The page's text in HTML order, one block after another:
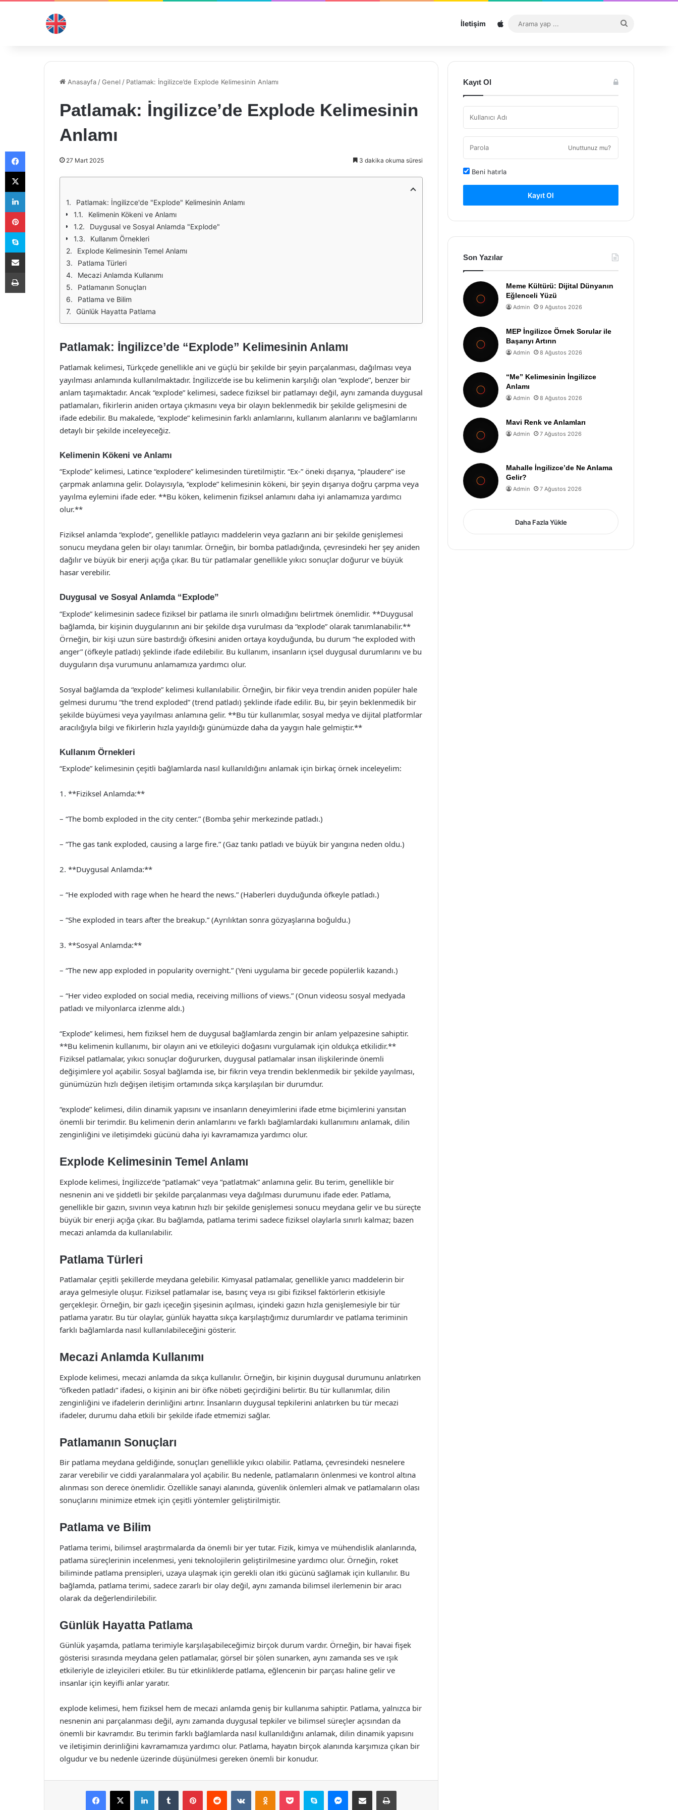
İletişim Sitemap
...
Anasayfa /Genel / Patlamak: İngilizce’de Explode Kelimesinin Anlamı
Patlamak: İngilizce’de Explode Kelimesinin
Anlamı
27 Mart 2025 3 dakika okuma süresi
Patlamak: İngilizce'de "Explode" Kelimesinin Anlamı
Kelimenin Kökeni ve Anlamı
Duygusal ve Sosyal Anlamda "Explode"
Kullanım Örnekleri
Explode Kelimesinin Temel Anlamı
Patlama Türleri
Mecazi Anlamda Kullanımı
Patlamanın Sonuçları
Patlama ve Bilim
Günlük Hayatta Patlama
Patlamak: İngilizce’de “Explode” Kelimesinin Anlamı
Patlamak kelimesi, Türkçede genellikle ani ve güçlü bir şekilde bir şeyin parçalanması, dağılması veya
yayılması anlamında kullanılmaktadır. İngilizce’de ise bu kelimenin karşılığı olan “explode”, benzer bir
anlam taşımaktadır. Ancak “explode” kelimesi, sadece fiziksel bir patlamayı değil, aynı zamanda duygusal
patlamaları, fikirlerin aniden ortaya çıkmasını veya bir olayın beklenmedik bir şekilde gelişmesini de
ifade edebilir. Bu makalede, “explode” kelimesinin farklı anlamlarını, kullanım alanlarını ve bağlamlarını
detaylı bir şekilde inceleyeceğiz.
Kelimenin Kökeni ve Anlamı
“Explode” kelimesi, Latince “explodere” kelimesinden türetilmiştir. “Ex-” öneki dışarıya, “plaudere” ise
çarpmak anlamına gelir. Dolayısıyla, “explode” kelimesinin kökeni, bir şeyin dışarıya doğru çarpma veya
yayılma eylemini ifade eder. **Bu köken, kelimenin fiziksel anlamını daha iyi anlamamıza yardımcı
olur.**
Fiziksel anlamda “explode”, genellikle patlayıcı maddelerin veya gazların ani bir şekilde genişlemesi
sonucu meydana gelen bir olayı tanımlar. Örneğin, bir bomba patladığında, çevresindeki her şey aniden
dağılır ve büyük bir enerji açığa çıkar. Bu tür patlamalar genellikle yıkıcı sonuçlar doğurur ve büyük
hasar verebilir.
Duygusal ve Sosyal Anlamda “Explode”
“Explode” kelimesinin sadece fiziksel bir patlama ile sınırlı olmadığını belirtmek önemlidir. **Duygusal
bağlamda, bir kişinin duygularının ani bir şekilde dışa vurulması da “explode” olarak tanımlanabilir.**
Örneğin, bir kişi uzun süre bastırdığı öfkesini aniden ortaya koyduğunda, bu durum “he exploded with
anger” (öfkeyle patladı) şeklinde ifade edilebilir. Bu kullanım, insanların içsel duygusal durumlarını ve bu
duyguların dışa vurumunu anlamamıza yardımcı olur.
Sosyal bağlamda da “explode” kelimesi kullanılabilir. Örneğin, bir fikir veya trendin aniden popüler hale
gelmesi durumu “the trend exploded” (trend patladı) şeklinde ifade edilir. Bu, bir şeyin beklenmedik bir
şekilde büyümesi veya yayılması anlamına gelir. **Bu tür kullanımlar, sosyal medya ve dijital platformlar
aracılığıyla bilgi ve fikirlerin hızla yayıldığı günümüzde daha da yaygın hale gelmiştir.**
Kullanım Örnekleri
“Explode” kelimesinin çeşitli bağlamlarda nasıl kullanıldığını anlamak için birkaç örnek inceleyelim:
1. **Fiziksel Anlamda:**
– “The bomb exploded in the city center.” (Bomba şehir merkezinde patladı.)
– “The gas tank exploded, causing a large fire.” (Gaz tankı patladı ve büyük bir yangına neden oldu.)
2. **Duygusal Anlamda:**
– “He exploded with rage when he heard the news.” (Haberleri duyduğunda öfkeyle patladı.)
– “She exploded in tears after the breakup.” (Ayrılıktan sonra gözyaşlarına boğuldu.)
3. **Sosyal Anlamda:**
– “The new app exploded in popularity overnight.” (Yeni uygulama bir gecede popülerlik kazandı.)
– “Her video exploded on social media, receiving millions of views.” (Onun videosu sosyal medyada
patladı ve milyonlarca izlenme aldı.)
“Explode” kelimesi, hem fiziksel hem de duygusal bağlamlarda zengin bir anlam yelpazesine sahiptir.
**Bu kelimenin kullanımı, bir olayın ani ve etkileyici doğasını vurgulamak için oldukça etkilidir.**
Fiziksel patlamalar, yıkıcı sonuçlar doğururken, duygusal patlamalar insan ilişkilerinde önemli
değişimlere yol açabilir. Sosyal bağlamda ise, bir fikrin veya trendin beklenmedik bir şekilde yayılması,
günümüzün hızlı değişen iletişim ortamında sıkça karşılaşılan bir durumdur.
“explode” kelimesi, dilin dinamik yapısını ve insanların deneyimlerini ifade etme biçimlerini yansıtan
önemli bir terimdir. Bu kelimenin derin anlamlarını ve farklı bağlamlardaki kullanımını anlamak, dilin
zenginliğini ve iletişimdeki gücünü daha iyi kavramamıza yardımcı olur.
Explode Kelimesinin Temel Anlamı
Explode kelimesi, İngilizce’de “patlamak” veya “patlatmak” anlamına gelir. Bu terim, genellikle bir
nesnenin ani ve şiddetli bir şekilde parçalanması veya dağılması durumunu ifade eder. Patlama,
genellikle bir gazın, sıvının veya katının hızlı bir şekilde genişlemesi sonucu meydana gelir ve bu süreçte
büyük bir enerji açığa çıkar. Bu bağlamda, patlama terimi sadece fiziksel olaylarla sınırlı kalmaz; bazen
mecazi anlamda da kullanılabilir.
Patlama Türleri
Patlamalar çeşitli şekillerde meydana gelebilir. Kimyasal patlamalar, genellikle yanıcı maddelerin bir
araya gelmesiyle oluşur. Fiziksel patlamalar ise, basınç veya ısı gibi fiziksel faktörlerin etkisiyle
gerçekleşir. Örneğin, bir gazlı içeceğin şişesinin açılması, içindeki gazın hızla genişlemesiyle bir tür
patlama yaratır. Bu tür olaylar, günlük hayatta sıkça karşılaştığımız durumlardır ve patlama teriminin
farklı bağlamlarda nasıl kullanılabileceğini gösterir.
Mecazi Anlamda Kullanımı
Explode kelimesi, mecazi anlamda da sıkça kullanılır. Örneğin, bir kişinin duygusal durumunu anlatırken
“öfkeden patladı” ifadesi, o kişinin ani bir öfke nöbeti geçirdiğini belirtir. Bu tür kullanımlar, dilin
zenginliğini ve ifadelerin derinliğini artırır. İnsanların duygusal tepkilerini anlatırken bu tür mecazi
ifadeler, durumu daha etkili bir şekilde ifade etmemizi sağlar.
Patlamanın Sonuçları
Bir patlama meydana geldiğinde, sonuçları genellikle yıkıcı olabilir. Patlama, çevresindeki nesnelere
zarar verebilir ve ciddi yaralanmalara yol açabilir. Bu nedenle, patlamaların önlenmesi ve kontrol altına
alınması son derece önemlidir. Özellikle sanayi alanında, güvenlik önlemleri almak ve patlamaların olası
sonuçlarını minimize etmek için çeşitli yöntemler geliştirilmiştir.
Patlama ve Bilim
Patlama terimi, bilimsel araştırmalarda da önemli bir yer tutar. Fizik, kimya ve mühendislik alanlarında,
patlama süreçlerinin incelenmesi, yeni teknolojilerin geliştirilmesine yardımcı olur. Örneğin, roket
biliminde patlama prensipleri, uzaya ulaşmak için gerekli olan itki gücünü sağlamak için kullanılır. Bu
bağlamda, patlama terimi, sadece zararlı bir olay değil, aynı zamanda bilimsel ilerlemenin bir aracı
olarak da değerlendirilebilir.
Günlük Hayatta Patlama
Günlük yaşamda, patlama terimiyle karşılaşabileceğimiz birçok durum vardır. Örneğin, bir havai fişek
gösterisi sırasında meydana gelen patlamalar, görsel bir şölen sunarken, aynı zamanda ses ve ışık
etkileriyle de izleyicileri etkiler. Bu tür etkinliklerde patlama, eğlencenin bir parçası haline gelir ve
insanlar için keyifli anlar yaratır.
explode kelimesi, hem fiziksel hem de mecazi anlamda geniş bir kullanıma sahiptir. Patlama, yalnızca bir
nesnenin ani parçalanması değil, aynı zamanda duygusal tepkiler ve bilimsel süreçler açısından da
önemli bir kavramdır. Bu terimin farklı bağlamlarda nasıl kullanıldığını anlamak, dilin dinamik yapısını
ve iletişimin derinliğini kavramamıza yardımcı olur. Patlama, hayatın birçok alanında karşımıza çıkan bir
olgudur ve bu nedenle üzerinde düşünülmesi gereken önemli bir konudur.
Facebook
X LinkedInTumblr PinterestReddit VKontakteOdnoklassniki
Pocket Skype Messenger
E-Posta ile paylaş Yazdır
Kayıt Ol
Unuttunuz mu?
Beni hatırla
Kayıt Ol
Son Yazılar
Meme Kültürü: Dijital Dünyanın
Eğlenceli Yüzü
Admin 9 Ağustos 2026
MEP İngilizce Örnek Sorular ile
Başarıyı Artırın
Admin 8 Ağustos 2026
“Me” Kelimesinin İngilizce
Anlamı
Admin 8 Ağustos 2026
Mavi Renk ve Anlamları
Admin 7 Ağustos 2026
Mahalle İngilizce’de Ne Anlama
Gelir?
Admin 7 Ağustos 2026
Daha Fazla Yükle
Facebook
X
LinkedIn
Pinterest
Skype
E-Posta ile paylaş